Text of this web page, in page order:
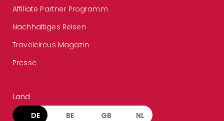
Affiliate Partner Programm
Nachhaltiges Reisen
Travelcircus Magazin
Presse
Land
DE BE GB NL